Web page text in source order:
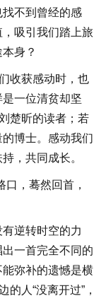
不到曾经的感
吸引我们踏上旅
身？
收获感动时，也
一位清贫却坚
楚昕的读者；若
博士。感动我们
，共同成长。
，蓦然回首，
逆转时空的力
一首完全不同的
弥补的遗憾是横
的人“没离开过”，